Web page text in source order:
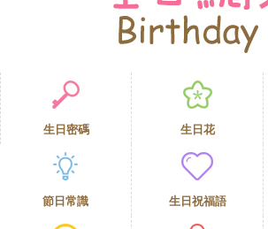
生日密碼 生日花
節日常識 生日祝福語